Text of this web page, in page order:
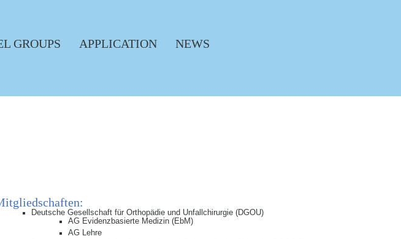
GROUPS APPLICATION
NEWS
Deutsche Gesellschaft für Orthopädie und Unfallchirurgie (DGOU)
AG Evidenzbasierte Medizin (EbM)
AG Lehre